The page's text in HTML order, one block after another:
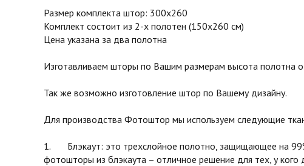
Размер комплекта штор: 300х260
Комплект состоит из 2-х полотен (150х260 см)
Цена указана за два полотна
Изготавливаем шторы по Вашим размерам высота полотна
Так же возможно изготовление штор по Вашему дизайну.
Для производства Фотоштор мы используем следующие
1. Блэкаут: это трехслойное полотно, защищающее на
фотошторы из блэкаута – отличное решение для тех, у